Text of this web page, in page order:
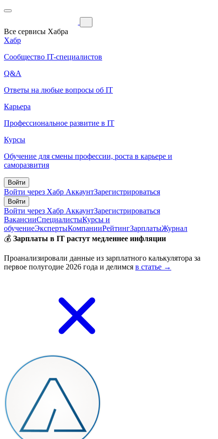
Все сервисы Хабра
Хабр
Сообщество IT-специалистов
Q&A
Ответы на любые вопросы об IT
Карьера
Профессиональное развитие в IT
Курсы
Обучение для смены профессии, роста в карьере и
саморазвития
Войти
Войти через Хабр АккаунтЗарегистрироваться
Войти
Войти через Хабр АккаунтЗарегистрироваться
ВакансииСпециалистыКурсы и
обучениеЭкспертыКомпанииРейтингЗарплатыЖурнал
💰 Зарплаты в IT растут медленнее инфляции
Проанализировали данные из зарплатного калькулятора за
первое полугодие 2026 года и делимся в статье →